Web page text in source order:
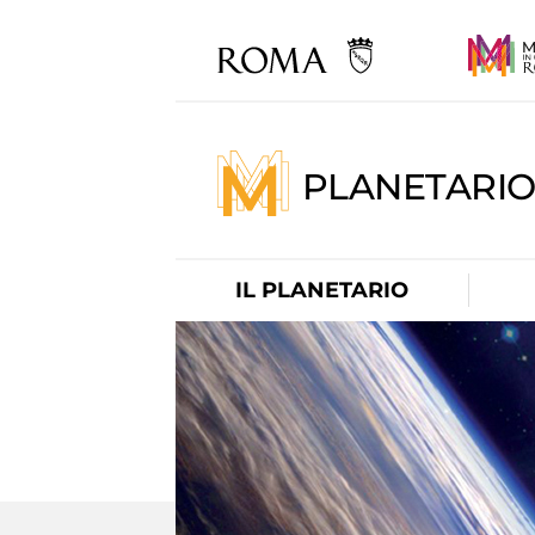
PLANETARIO
IL PLANETARIO